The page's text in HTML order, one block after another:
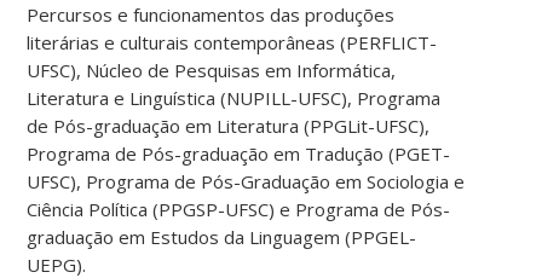
Percursos e funcionamentos das produções
literárias e culturais contemporâneas (PERFLICT-
UFSC), Núcleo de Pesquisas em Informática,
Literatura e Linguística (NUPILL-UFSC), Programa
de Pós-graduação em Literatura (PPGLit-UFSC),
Programa de Pós-graduação em Tradução (PGET-
UFSC), Programa de Pós-Graduação em Sociologia e
Ciência Política (PPGSP-UFSC) e Programa de Pós-
graduação em Estudos da Linguagem (PPGEL-
UEPG).